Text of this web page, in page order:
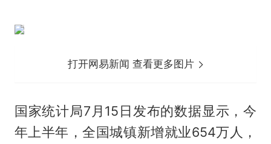
打开网易新闻 查看更多图片
国家统计局7月15日发布的数据显示，今
年上半年，全国城镇新增就业654万人，